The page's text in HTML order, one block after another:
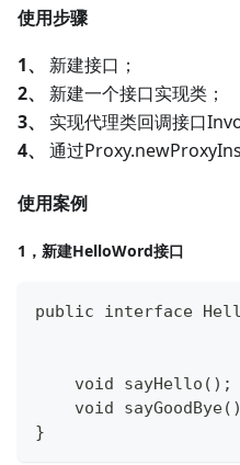
使用步骤
1、
新建接口；
2、
新建一个接口实现类；
3、
实现代理类回调接口
4、
通过
使用案例
1，新建HelloWord接口
public interface
    void sayHello();
void
}